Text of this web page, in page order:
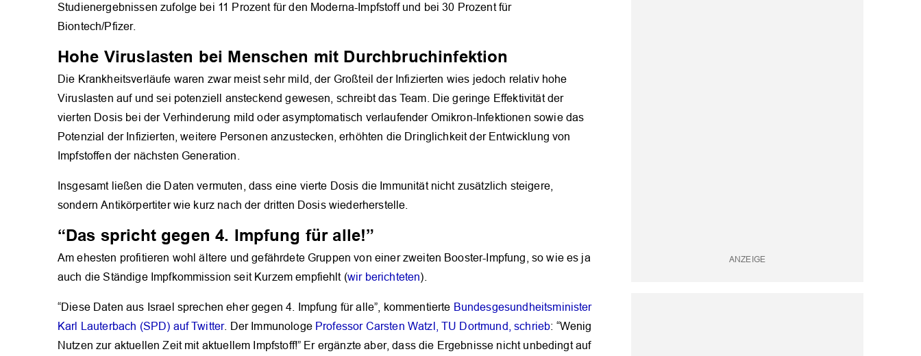
OK
Studienergebnissen zufolge bei 11 Prozent für den Moderna-Impfstoff und bei 30 Prozent für
Biontech/Pfizer.
Hohe Viruslasten bei Menschen mit Durchbruchinfektion
Die Krankheitsverläufe waren zwar meist sehr mild, der Großteil der Infizierten wies jedoch relativ hohe
Viruslasten auf und sei potenziell ansteckend gewesen, schreibt das Team. Die geringe Effektivität der
vierten Dosis bei der Verhinderung mild oder asymptomatisch verlaufender Omikron-Infektionen sowie das
Potenzial der Infizierten, weitere Personen anzustecken, erhöhten die Dringlichkeit der Entwicklung von
Impfstoffen der nächsten Generation.
Insgesamt ließen die Daten vermuten, dass eine vierte Dosis die Immunität nicht zusätzlich steigere,
sondern Antikörpertiter wie kurz nach der dritten Dosis wiederherstelle.
“Das spricht gegen 4. Impfung für alle!”
Am ehesten profitieren wohl ältere und gefährdete Gruppen von einer zweiten Booster-Impfung, so wie es ja
auch die Ständige Impfkommission seit Kurzem empfiehlt (wir berichteten).
“Diese Daten aus Israel sprechen eher gegen 4. Impfung für alle”, kommentierte Bundesgesundheitsminister
Karl Lauterbach (SPD) auf Twitter. Der Immunologe Professor Carsten Watzl, TU Dortmund, schrieb: “Wenig
Nutzen zur aktuellen Zeit mit aktuellem Impfstoff!” Er ergänzte aber, dass die Ergebnisse nicht unbedingt auf